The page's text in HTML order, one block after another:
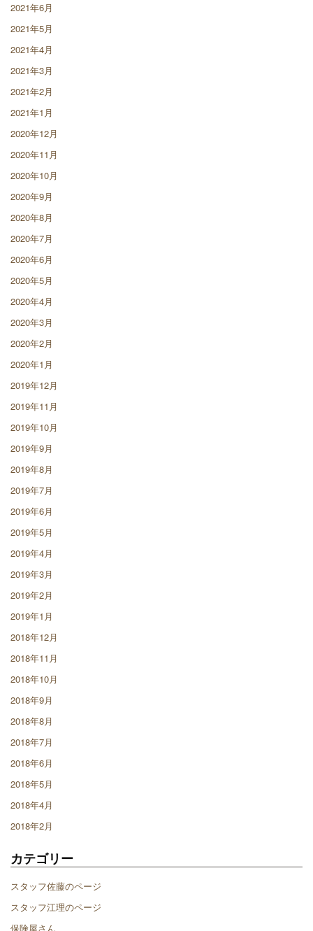
2021年6月
2021年5月
2021年4月
2021年3月
2021年2月
2021年1月
2020年12月
2020年11月
2020年10月
2020年9月
2020年8月
2020年7月
2020年6月
2020年5月
2020年4月
2020年3月
2020年2月
2020年1月
2019年12月
2019年11月
2019年10月
2019年9月
2019年8月
2019年7月
2019年6月
2019年5月
2019年4月
2019年3月
2019年2月
2019年1月
2018年12月
2018年11月
2018年10月
2018年9月
2018年8月
2018年7月
2018年6月
2018年5月
2018年4月
2018年2月
カテゴリー
スタッフ佐藤のページ
スタッフ江理のページ
保険屋さん